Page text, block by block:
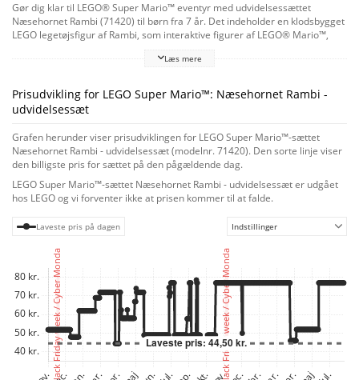
Gør dig klar til LEGO® Super Mario™ eventyr med udvidelsessættet
Næsehornet Rambi (71420) til børn fra 7 år. Det indeholder en klodsbygget
LEGO legetøjsfigur af Rambi, som interaktive figurer af LEGO® Mario™,
Rambi går, angriber de medfølgende stabelbare stenelementer og laver
Startbanesæt 71360, 71387 eller 71403 er påkrævet til interaktiv leg.
Tilhørende app
Find byggevejledning til dette sæt i appen LEGO Super Mario, der også
rummer fantasifulde idéer til forskellige måder, børn kan bygge og lege på,
og som er et sikkert forum, hvor børn kan dele deres kreationer. Kreativitet
uden grænser
LEGO Super Mario legetøjssæt fungerer både som samlerobjekter og
super gaver til trendsættende børn. Startbanerne og udvidelsessættene
giver fans mulighed for at udvide, ombygge og tilpasse deres egne unikke
Læs mere
Prisudvikling for LEGO Super Mario™: Næsehornet Rambi -
udvidelsessæt
Grafen herunder viser prisudviklingen for LEGO Super Mario™-sættet
Næsehornet Rambi - udvidelsessæt (modelnr. 71420). Den sorte linje viser
den billigste pris for sættet på den pågældende dag.
LEGO Super Mario™-sættet Næsehornet Rambi - udvidelsessæt er udgået
hos LEGO og vi forventer ikke at prisen kommer til at falde.
Laveste pris på dagen Indstillinger